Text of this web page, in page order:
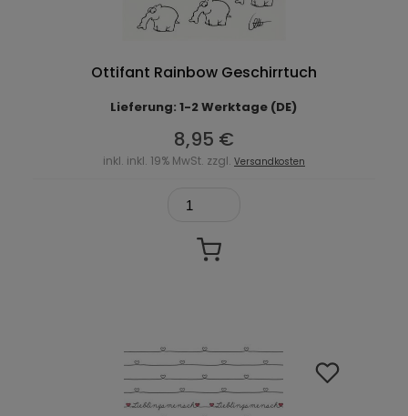
Ottifant Rainbow Geschirrtuch
Lieferung: 1-2 Werktage (DE)
8,95 €
inkl. inkl. 19% MwSt. zzgl. Versandkosten